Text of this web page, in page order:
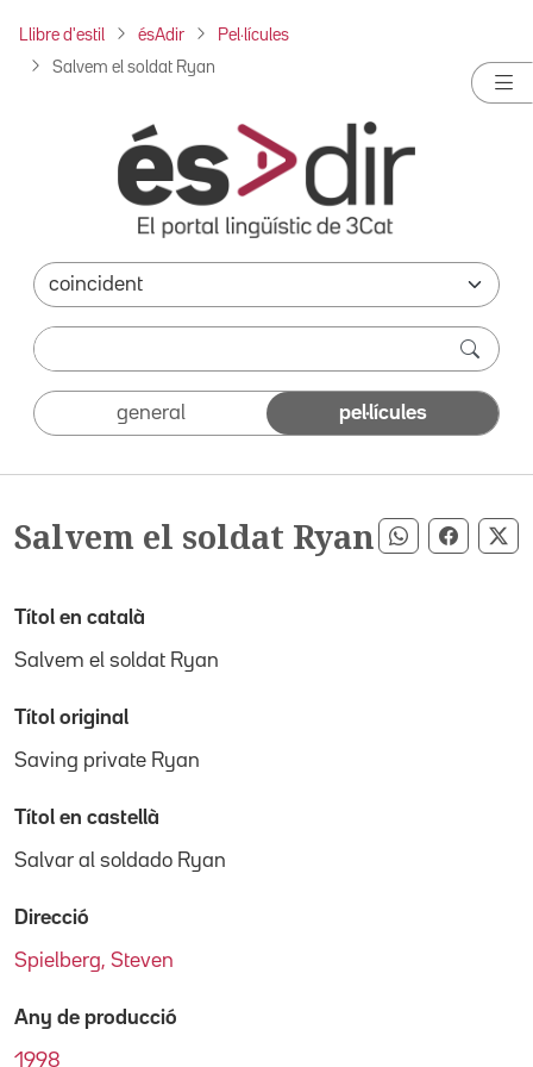
Llibre d'estil ésAdir Pel·lícules
Salvem el soldat Ryan
general pel·lícules
Salvem el soldat Ryan Compartir
Títol en català
Salvem el soldat Ryan
Títol original
Saving private Ryan
Títol en castellà
Salvar al soldado Ryan
Direcció
Spielberg, Steven
Any de producció
1998